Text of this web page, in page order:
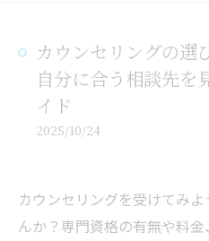
カウンセリングの選
自分に合う相談先を
イド
2025/10/24
カウンセリングを受けてみ
んか？専門資格の有無や料金